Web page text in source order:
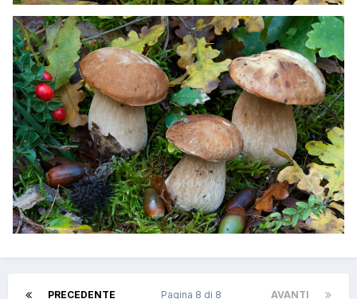
PRECEDENTE AVANTI
Pagina 8 di 8